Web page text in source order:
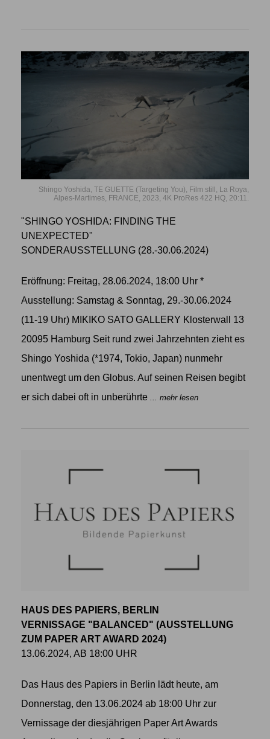
Shingo Yoshida, TE GUETTE (Targeting You), Film still, La Roya,
Alpes-Martimes, FRANCE, 2023, 4K ProRes 422 HQ, 20:11.
"SHINGO YOSHIDA: FINDING THE
UNEXPECTED"
SONDERAUSSTELLUNG (28.-30.06.2024)
Eröffnung: Freitag, 28.06.2024, 18:00 Uhr *
Ausstellung: Samstag & Sonntag, 29.-30.06.2024
(11-19 Uhr) MIKIKO SATO GALLERY Klosterwall 13
20095 Hamburg Seit rund zwei Jahrzehnten zieht es
Shingo Yoshida (*1974, Tokio, Japan) nunmehr
unentwegt um den Globus. Auf seinen Reisen begibt
er sich dabei oft in unberührte ... mehr lesen
HAUS DES PAPIERS, BERLIN
VERNISSAGE "BALANCED" (AUSSTELLUNG
ZUM PAPER ART AWARD 2024)
13.06.2024, AB 18:00 UHR
Das Haus des Papiers in Berlin lädt heute, am
Donnerstag, den 13.06.2024 ab 18:00 Uhr zur
Vernissage der diesjährigen Paper Art Awards